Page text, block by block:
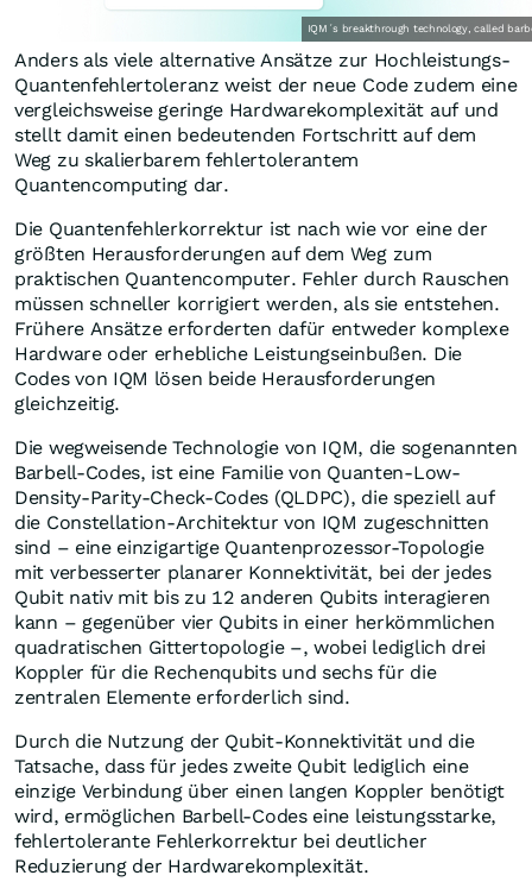
IQM´s breakthrough technology, called
Anders als viele alternative Ansätze zur Hochleistungs-
Quantenfehlertoleranz weist der neue Code zudem eine
vergleichsweise geringe Hardwarekomplexität auf und
stellt damit einen bedeutenden Fortschritt auf dem
Weg zu skalierbarem fehlertolerantem
Quantencomputing dar.
Die Quantenfehlerkorrektur ist nach wie vor eine der
größten Herausforderungen auf dem Weg zum
praktischen Quantencomputer. Fehler durch Rauschen
müssen schneller korrigiert werden, als sie entstehen.
Frühere Ansätze erforderten dafür entweder komplexe
Hardware oder erhebliche Leistungseinbußen. Die
Codes von IQM lösen beide Herausforderungen
gleichzeitig.
Die wegweisende Technologie von IQM, die sogenannten
Barbell-Codes, ist eine Familie von Quanten-Low-
Density-Parity-Check-Codes (QLDPC), die speziell auf
die Constellation-Architektur von IQM zugeschnitten
sind – eine einzigartige Quantenprozessor-Topologie
mit verbesserter planarer Konnektivität, bei der jedes
Qubit nativ mit bis zu 12 anderen Qubits interagieren
kann – gegenüber vier Qubits in einer herkömmlichen
quadratischen Gittertopologie –, wobei lediglich drei
Koppler für die Rechenqubits und sechs für die
zentralen Elemente erforderlich sind.
Durch die Nutzung der Qubit-Konnektivität und die
Tatsache, dass für jedes zweite Qubit lediglich eine
einzige Verbindung über einen langen Koppler benötigt
wird, ermöglichen Barbell-Codes eine leistungsstarke,
fehlertolerante Fehlerkorrektur bei deutlicher
Reduzierung der Hardwarekomplexität.